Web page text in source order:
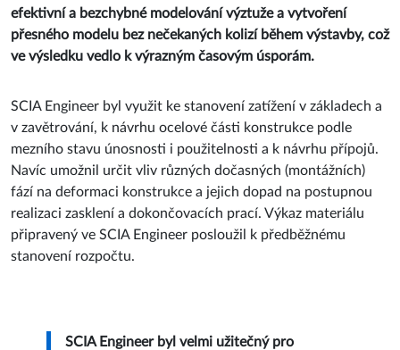
efektivní a bezchybné modelování výztuže a vytvoření
přesného modelu bez nečekaných kolizí během výstavby, což
ve výsledku vedlo k výrazným časovým úsporám.
SCIA Engineer byl využit ke stanovení zatížení v základech a
v zavětrování, k návrhu ocelové části konstrukce podle
mezního stavu únosnosti i použitelnosti a k návrhu přípojů.
Navíc umožnil určit vliv různých dočasných (montážních)
fází na deformaci konstrukce a jejich dopad na postupnou
realizaci zasklení a dokončovacích prací. Výkaz materiálu
připravený ve SCIA Engineer posloužil k předběžnému
stanovení rozpočtu.
SCIA Engineer byl velmi užitečný pro